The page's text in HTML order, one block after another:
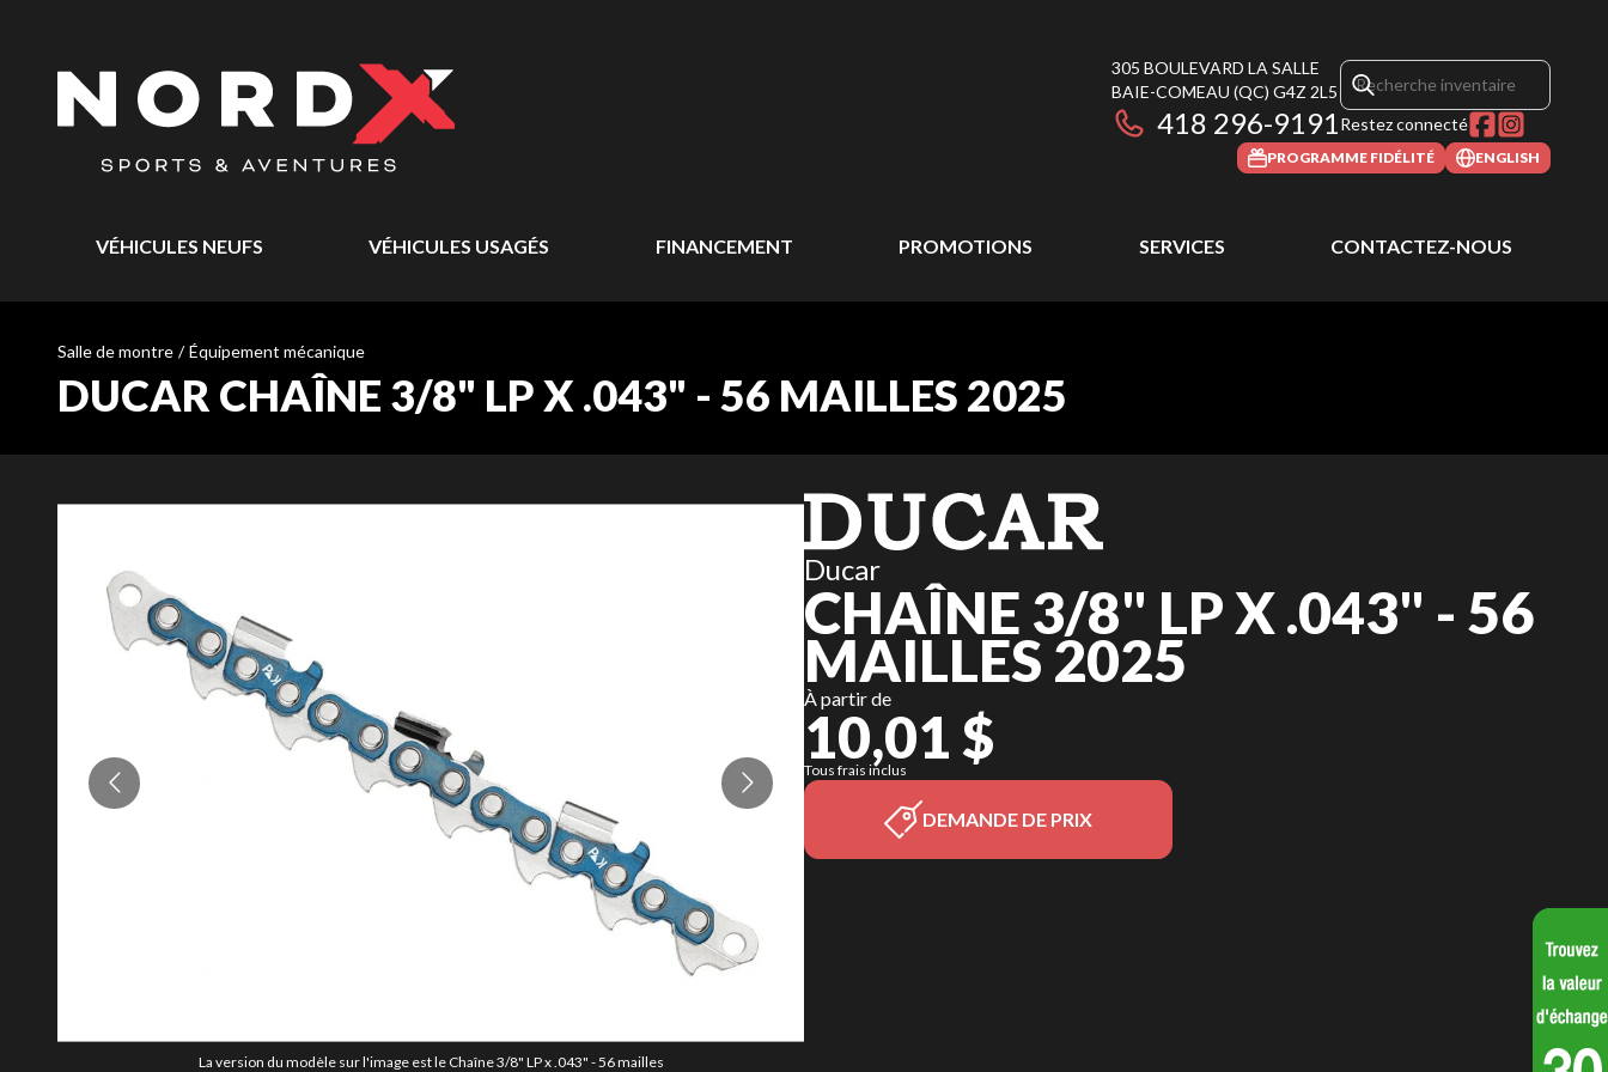
305 BOULEVARD LA SALLE
BAIE-COMEAU (QC) G4Z 2L5
418 296-9191Restez connecté
PROGRAMME FIDÉLITÉ ENGLISH
VÉHICULES NEUFS VÉHICULES USAGÉS FINANCEMENT PROMOTIONS SERVICES CONTACTEZ-NOUS
Salle de montre / Équipement mécanique
DUCAR CHAÎNE 3/8" LP X .043" - 56 MAILLES 2025
La version du modèle sur l'image est le Chaîne 3/8" LP x .043" - 56 mailles
Ducar
CHAÎNE 3/8" LP X .043" - 56
MAILLES 2025
À partir de
10,01 $
Tous frais inclus
DEMANDE DE PRIX